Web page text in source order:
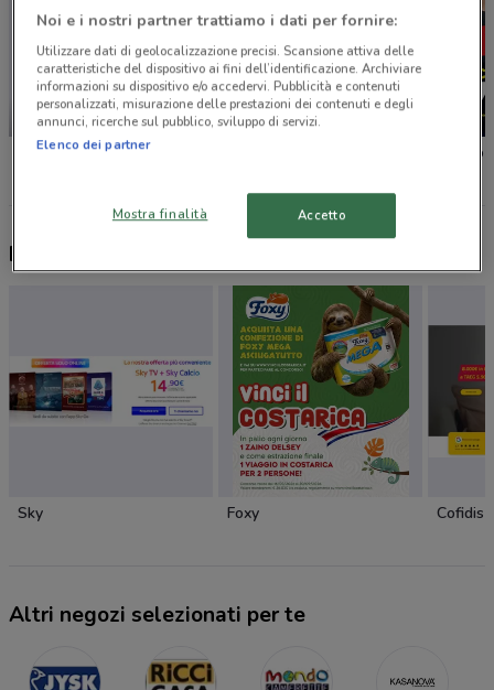
NUOVO
JYSK
Nuovi prodotti da provare
Sky Foxy Cofidis
Altri negozi selezionati per te
Noi e i nostri partner trattiamo i dati per fornire:
Utilizzare dati di geolocalizzazione precisi. Scansione attiva delle
caratteristiche del dispositivo ai fini dell’identificazione. Archiviare
informazioni su dispositivo e/o accedervi. Pubblicità e contenuti
personalizzati, misurazione delle prestazioni dei contenuti e degli
annunci, ricerche sul pubblico, sviluppo di servizi.
Elenco dei partner
Mostra finalità Accetto